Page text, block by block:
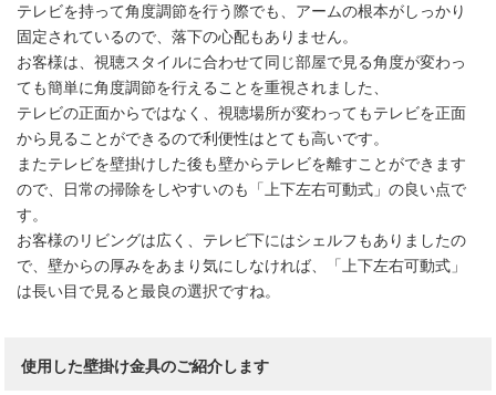
テレビを持って角度調節を行う際でも、アームの根本がしっかり
固定されているので、落下の心配もありません。
お客様は、視聴スタイルに合わせて同じ部屋で見る角度が変わっ
ても簡単に角度調節を行えることを重視されました、
テレビの正面からではなく、視聴場所が変わってもテレビを正面
から見ることができるので利便性はとても高いです。
またテレビを壁掛けした後も壁からテレビを離すことができます
ので、日常の掃除をしやすいのも「上下左右可動式」の良い点で
す。
お客様のリビングは広く、テレビ下にはシェルフもありましたの
で、壁からの厚みをあまり気にしなければ、「上下左右可動式」
は長い目で見ると最良の選択ですね。
使用した壁掛け金具のご紹介します